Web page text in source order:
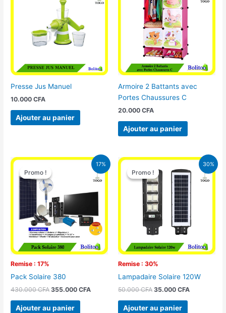
Presse Jus Manuel
10.000CFA
Ajouter au panier
Armoire 2 Battants avec
Portes Chaussures C
20.000 CFA
Ajouter au panier
17%
Promo !
Remise : 17%
Promo !
Pack Solaire 380
430.000CFA
Le
initial
était :
430.000 CFA.
355.000CFA
Le
prix
actuel
355.000 CFA.
Ajouter au panier
30%
Promo !
Remise : 30%
Promo !
Lampadaire Solaire 120W
50.000CFA
Le
prix
initial
était :
50.000 CFA.
35.000 CFA
Le
prix
actuel
est :
35.000
Ajouter au panier